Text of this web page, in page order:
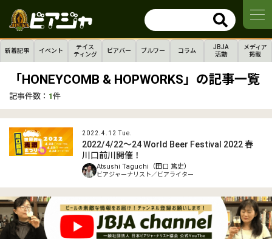
新着記事 イベント
テイス
ティング
ビアバー ブルワー コラム
JBJA
活動
メディア
掲載
「HONEYCOMB & HOPWORKS」の記事一覧
記事件数： 1件
2022.4.12 Tue.
2022/4/22～24 World Beer Festival 2022 春
川口前川開催！
Atsushi Taguchi（田口 篤史）
ビアジャーナリスト／ビアライター